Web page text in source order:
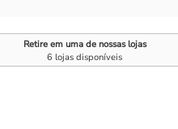
Retire em uma de nossas lojas
6 lojas disponíveis